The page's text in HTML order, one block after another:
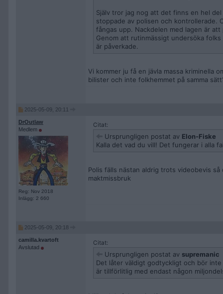
Själv tror jag nog att det finns en hel
stoppade av polisen och kontrollerade.
fångas upp. Nackdelen med lagen är att
Genom att rutinmässigt undersöka
är påverkade.
Vi kommer ju få en jävla massa kriminella
bilister och inte folkhemmet på samma
2025-05-09, 20:11
DrOutlaw
Medlem
Reg: Nov 2018
Inlägg: 2 660
Citat:
Ursprungligen postat av Elon-Fiske
Kalla det vad du vill! Det fungerar i alla
Polis fälls nästan aldrig trots videobevis
maktmissbruk
2025-05-09, 20:18
camilla.kvartoft
Avslutad
Citat:
Ursprungligen postat av supremanic
Det låter väldigt godtyckligt och bör
är tillförlitlig med endast någon